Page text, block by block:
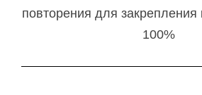
повторения для
100%